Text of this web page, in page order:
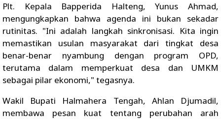
Plt. Kepala Bapperida Halteng, Yunus Ahmad,
mengungkapkan bahwa agenda ini bukan sekadar
rutinitas. "Ini adalah langkah sinkronisasi. Kita ingin
memastikan usulan masyarakat dari tingkat desa
benar-benar nyambung dengan program OPD,
terutama dalam memperkuat desa dan UMKM
sebagai pilar ekonomi," tegasnya.
Wakil Bupati Halmahera Tengah, Ahlan Djumadil,
membawa pesan kuat tentang perubahan arah